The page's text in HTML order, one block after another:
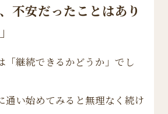
、不安だったことはあり
「継続できるかどうか」でし
通い始めてみると無理なく続け